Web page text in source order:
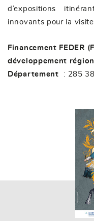
d’expositions
innovants pour la visite
Financement FEDER
développement
Département
: 285